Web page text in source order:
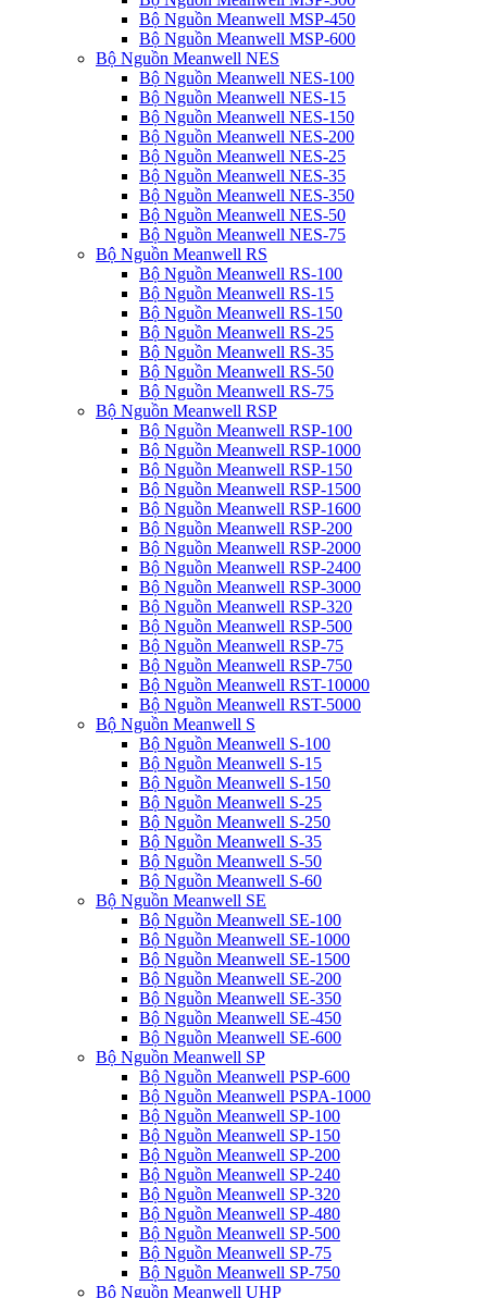
Bộ Nguồn Meanwell MSP-450
Bộ Nguồn Meanwell MSP-600
Bộ Nguồn Meanwell NES
Bộ Nguồn Meanwell NES-100
Bộ Nguồn Meanwell NES-15
Bộ Nguồn Meanwell NES-150
Bộ Nguồn Meanwell NES-200
Bộ Nguồn Meanwell NES-25
Bộ Nguồn Meanwell NES-35
Bộ Nguồn Meanwell NES-350
Bộ Nguồn Meanwell NES-50
Bộ Nguồn Meanwell NES-75
Bộ Nguồn Meanwell RS
Bộ Nguồn Meanwell RS-100
Bộ Nguồn Meanwell RS-15
Bộ Nguồn Meanwell RS-150
Bộ Nguồn Meanwell RS-25
Bộ Nguồn Meanwell RS-35
Bộ Nguồn Meanwell RS-50
Bộ Nguồn Meanwell RS-75
Bộ Nguồn Meanwell RSP
Bộ Nguồn Meanwell RSP-100
Bộ Nguồn Meanwell RSP-1000
Bộ Nguồn Meanwell RSP-150
Bộ Nguồn Meanwell RSP-1500
Bộ Nguồn Meanwell RSP-1600
Bộ Nguồn Meanwell RSP-200
Bộ Nguồn Meanwell RSP-2000
Bộ Nguồn Meanwell RSP-2400
Bộ Nguồn Meanwell RSP-3000
Bộ Nguồn Meanwell RSP-320
Bộ Nguồn Meanwell RSP-500
Bộ Nguồn Meanwell RSP-75
Bộ Nguồn Meanwell RSP-750
Bộ Nguồn Meanwell RST-10000
Bộ Nguồn Meanwell RST-5000
Bộ Nguồn Meanwell S
Bộ Nguồn Meanwell S-100
Bộ Nguồn Meanwell S-15
Bộ Nguồn Meanwell S-150
Bộ Nguồn Meanwell S-25
Bộ Nguồn Meanwell S-250
Bộ Nguồn Meanwell S-35
Bộ Nguồn Meanwell S-50
Bộ Nguồn Meanwell S-60
Bộ Nguồn Meanwell SE
Bộ Nguồn Meanwell SE-100
Bộ Nguồn Meanwell SE-1000
Bộ Nguồn Meanwell SE-1500
Bộ Nguồn Meanwell SE-200
Bộ Nguồn Meanwell SE-350
Bộ Nguồn Meanwell SE-450
Bộ Nguồn Meanwell SE-600
Bộ Nguồn Meanwell SP
Bộ Nguồn Meanwell PSP-600
Bộ Nguồn Meanwell PSPA-1000
Bộ Nguồn Meanwell SP-100
Bộ Nguồn Meanwell SP-150
Bộ Nguồn Meanwell SP-200
Bộ Nguồn Meanwell SP-240
Bộ Nguồn Meanwell SP-320
Bộ Nguồn Meanwell SP-480
Bộ Nguồn Meanwell SP-500
Bộ Nguồn Meanwell SP-75
Bộ Nguồn Meanwell SP-750
Bộ Nguồn Meanwell UHP